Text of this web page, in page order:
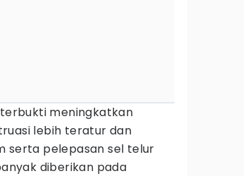
meningkatkan
lebih teratur dan
serta pelepasan sel telur
diberikan pada